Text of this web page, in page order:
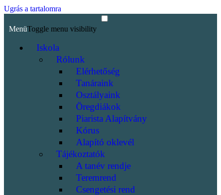
Ugrás a tartalomra
MenüToggle menu visibility
Iskola
Rólunk
Elérhetőség
Tanáraink
Osztályaink
Öregdiákok
Piarista Alapítvány
Kórus
Alapító oklevél
Tájékoztatók
A tanév rendje
Teremrend
Csengetési rend